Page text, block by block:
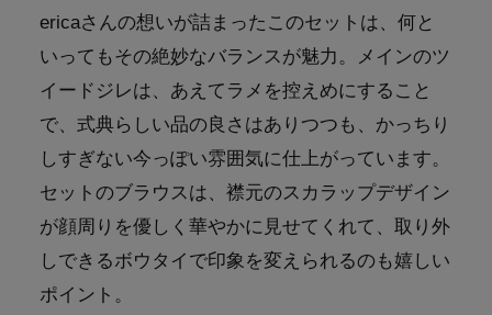
ericaさんの想いが詰まったこのセットは、何と
いってもその絶妙なバランスが魅力。メインのツ
イードジレは、あえてラメを控えめにすること
で、式典らしい品の良さはありつつも、かっちり
しすぎない今っぽい雰囲気に仕上がっています。
セットのブラウスは、襟元のスカラップデザイン
が顔周りを優しく華やかに見せてくれて、取り外
しできるボウタイで印象を変えられるのも嬉しい
ポイント。